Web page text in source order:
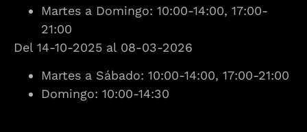
Martes a Domingo: 10:00-14:00, 17:00-
21:00
Del 14-10-2025 al 08-03-2026
Martes a Sábado: 10:00-14:00, 17:00-21:00
Domingo: 10:00-14:30